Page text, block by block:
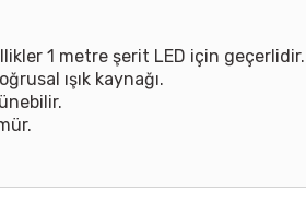
1 metre şerit LED için geçerlidir.
ışık kaynağı.